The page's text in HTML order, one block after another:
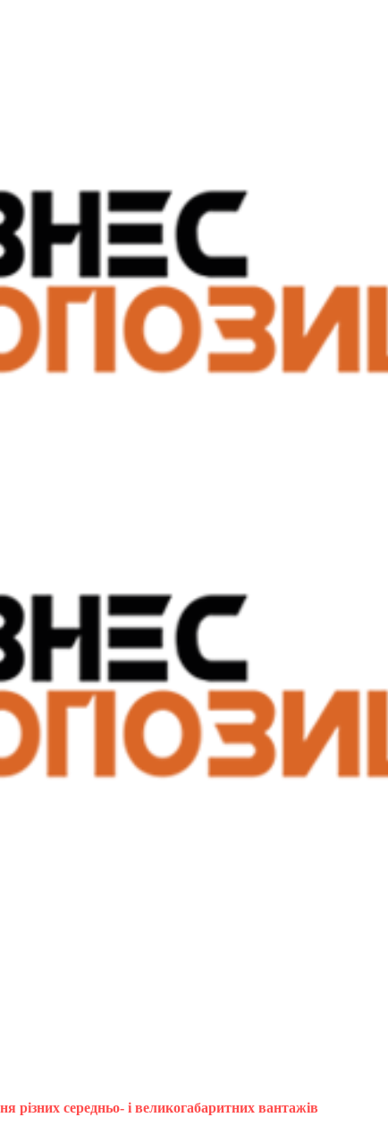
різних середньо- і великогабаритних вантажів